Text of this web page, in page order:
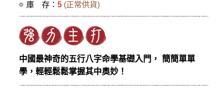
庫 存： 5 (正常供貨)
中國最神奇的五行八字命學基礎入門， 簡簡單單
學，輕輕鬆鬆掌握其中奧妙！